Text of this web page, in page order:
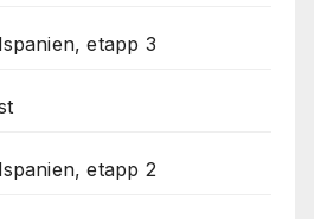
etapp 3
etapp 2